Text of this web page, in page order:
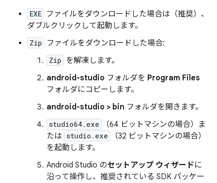
EXE ファイルをダウンロードした場合は（推奨）、
ダブルクリックして起動します。
Zip ファイルをダウンロードした場合:
Zip を解凍します。
android-studio フォルダを Program Files
フォルダにコピーします。
android-studio > bin フォルダを開きます。
studio64.exe
（64 ビットマシンの場合）ま
たは studio.exe
（32 ビットマシンの場合）
を起動します。
Android Studio のセットアップ ウィザードに
沿って操作し、推奨されている SDK パッケー